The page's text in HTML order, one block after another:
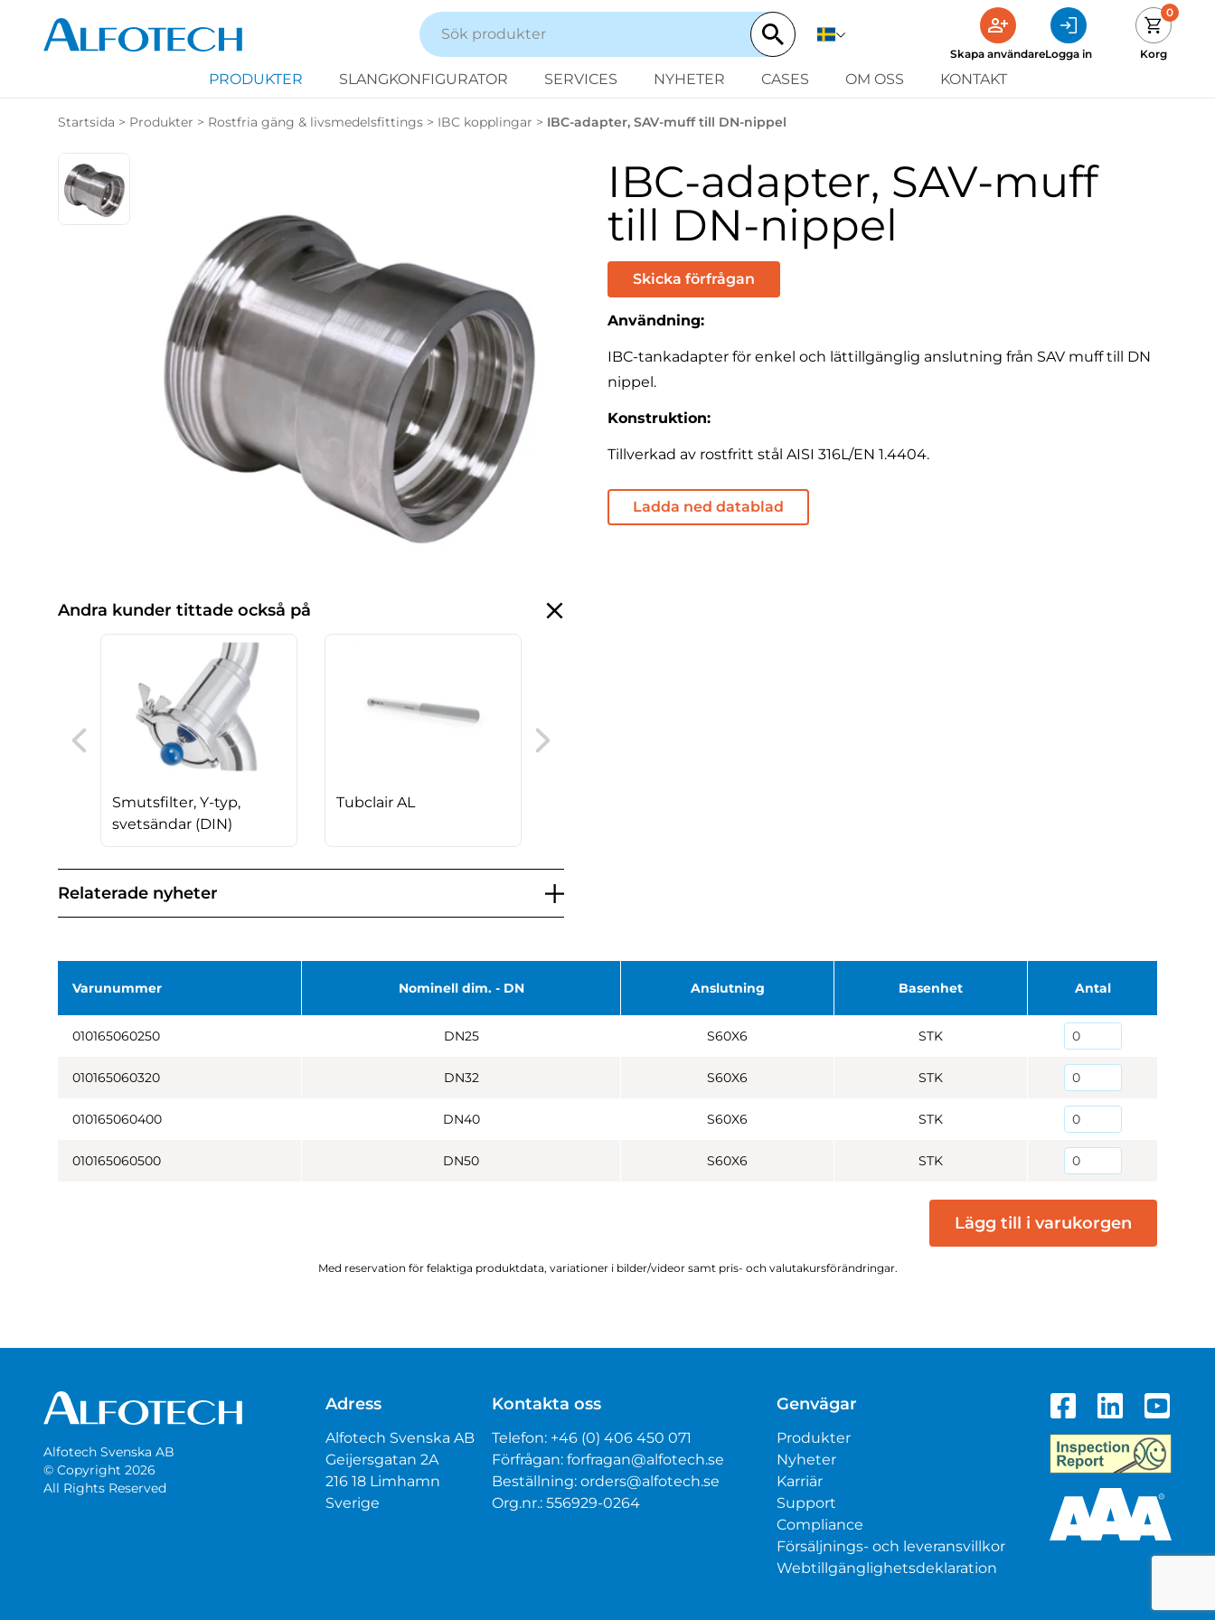
Skapa användareLogga in
0
Korg
PRODUKTER SLANGKONFIGURATOR SERVICES NYHETER CASES OM OSS KONTAKT
Startsida > Produkter > Rostfria gäng & livsmedelsfittings > IBC kopplingar > IBC-adapter, SAV-muff till DN-nippel
Andra kunder tittade också på
Smutsfilter, Y-typ,
svetsändar (DIN)
Tubclair AL
Relaterade nyheter
IBC-adapter, SAV-muff
till DN-nippel
Skicka förfrågan
Användning:
IBC-tankadapter för enkel och lättillgänglig anslutning från SAV muff till DN
nippel.
Konstruktion:
Tillverkad av rostfritt stål AISI 316L/EN 1.4404.
Ladda ned datablad
Varunummer Nominell dim. - DN Anslutning Basenhet Antal
010165060250 DN25 S60X6 STK
010165060320 DN32 S60X6 STK
010165060400 DN40 S60X6 STK
010165060500 DN50 S60X6 STK
Lägg till i varukorgen
Med reservation för felaktiga produktdata, variationer i bilder/videor samt pris- och valutakursförändringar.
Alfotech Svenska AB
© Copyright 2026
All Rights Reserved
Adress
Alfotech Svenska AB
Geijersgatan 2A
216 18 Limhamn
Sverige
Kontakta oss
Telefon: +46 (0) 406 450 071
Förfrågan: forfragan@alfotech.se
Beställning: orders@alfotech.se
Org.nr.: 556929-0264
Genvägar
Produkter
Nyheter
Karriär
Support
Compliance
Försäljnings- och leveransvillkor
Webtillgänglighetsdeklaration